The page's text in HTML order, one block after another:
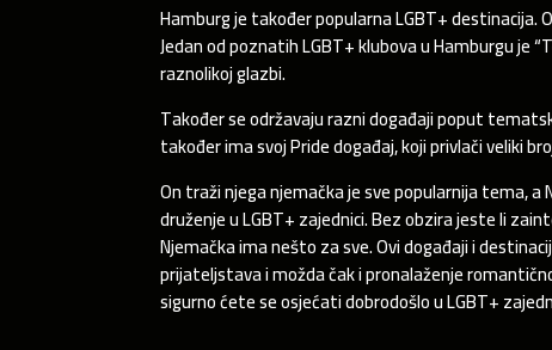
Hamburg je također popularna LGBT+ destinacija.
Jedan od poznatih LGBT+ klubova u Hamburgu je
raznolikoj glazbi.
Također se održavaju razni događaji poput
također ima svoj Pride događaj, koji privlači veliki
On traži njega njemačka je sve popularnija tema,
druženje u LGBT+ zajednici. Bez obzira jeste li
Njemačka ima nešto za sve. Ovi događaji i
prijateljstava i možda čak i pronalaženje
sigurno ćete se osjećati dobrodošlo u LGBT+